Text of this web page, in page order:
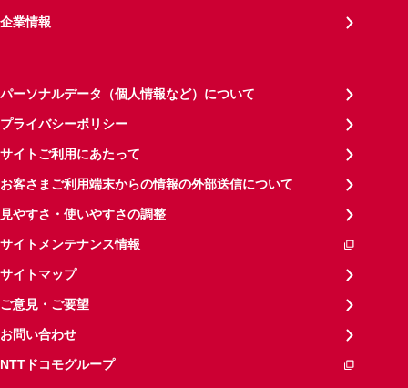
企業情報
パーソナルデータ（個人情報など）について
プライバシーポリシー
サイトご利用にあたって
お客さまご利用端末からの情報の外部送信について
見やすさ・使いやすさの調整
サイトメンテナンス情報
サイトマップ
ご意見・ご要望
お問い合わせ
NTTドコモグループ